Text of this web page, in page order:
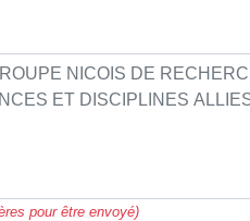
pour être envoyé)